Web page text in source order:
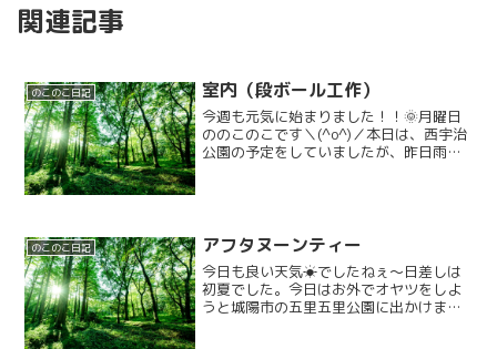
関連記事
のこのこ日記 室内（段ボール工作）
今週も元気に始まりました！！🌞月曜日
ののこのこです＼(^o^)／本日は、西宇治
公園の予定をしていましたが、昨日雨が
のこのこ日記 アフタヌーンティー
今日も良い天気☀でしたねぇ〜日差しは
初夏でした。今日はお外でオヤツをしよ
うと城陽市の五里五里公園に出かけまし